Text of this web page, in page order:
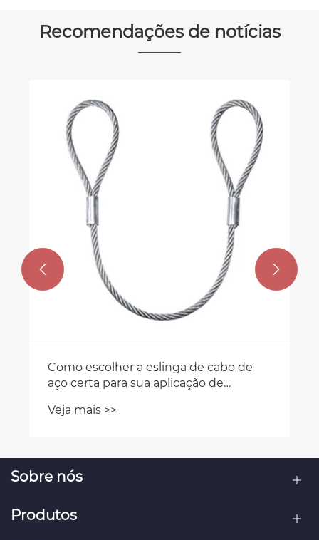
Recomendações de notícias
Como escolher a eslinga de cabo de
aço certa para sua aplicação de
Veja mais >>
 
Sobre nós
Produtos